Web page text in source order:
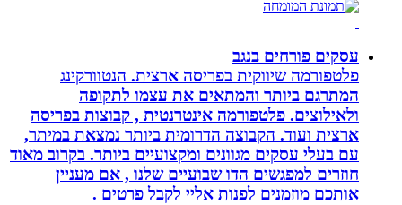
עסקים פורחים בנגב
פלטפורמה שיווקית בפריסה ארצית. הנטוורקינג
המתרגם ביותר והמתאים את עצמו לתקופה
ולאילוצים. פלטפורמה אינטרנטית , קבוצות בפריסה
ארצית ועוד. הקבוצה הדרומית ביותר נמצאת במיתר,
עם בעלי עסקים מגוונים ומקצועיים ביותר. בקרוב מאוד
חוזרים למפגשים הדו שבועיים שלנו , אם מעניין
אותכם מוזמנים לפנות אליי לקבל פרטים .